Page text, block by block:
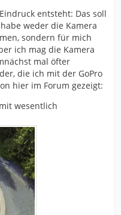
entsteht: Das soll
weder die Kamera
sondern für mich
ich mag die Kamera
mal öfter
die ich mit der GoPro
hier im Forum gezeigt:
wesentlich